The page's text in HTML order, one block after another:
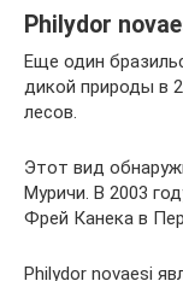
Philydor
Еще один
дикой природы в
лесов.
Этот вид
Муричи. В 2003
Фрей Канека в
Philydor novaesi